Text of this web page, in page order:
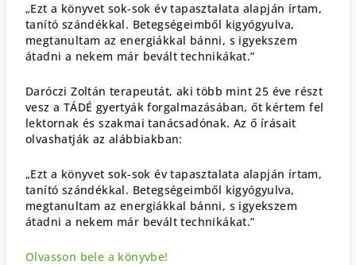
„Ezt a könyvet sok-sok év tapasztalata alapján írtam,
tanító szándékkal. Betegségeimből kigyógyulva,
megtanultam az energiákkal bánni, s igyekszem
átadni a nekem már bevált technikákat.”
Daróczi Zoltán terapeutát, aki több mint 25 éve részt
vesz a TÁDÉ gyertyák forgalmazásában, őt kértem fel
lektornak és szakmai tanácsadónak. Az ő írásait
olvashatják az alábbiakban:
„Ezt a könyvet sok-sok év tapasztalata alapján írtam,
tanító szándékkal. Betegségeimből kigyógyulva,
megtanultam az energiákkal bánni, s igyekszem
átadni a nekem már bevált technikákat.”
Olvasson bele a könyvbe!